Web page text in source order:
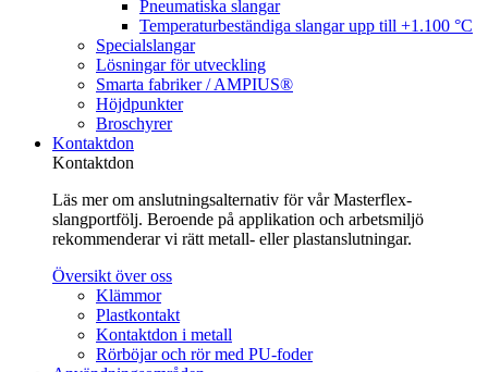
Pneumatiska slangar
Temperaturbeständiga slangar upp till +1.100 °C
Specialslangar
Lösningar för utveckling
Smarta fabriker / AMPIUS®
Höjdpunkter
Broschyrer
Kontaktdon
Kontaktdon
Läs mer om anslutningsalternativ för vår Masterflex-
slangportfölj. Beroende på applikation och arbetsmiljö
rekommenderar vi rätt metall- eller plastanslutningar.
Översikt över oss
Klämmor
Plastkontakt
Kontaktdon i metall
Rörböjar och rör med PU-foder